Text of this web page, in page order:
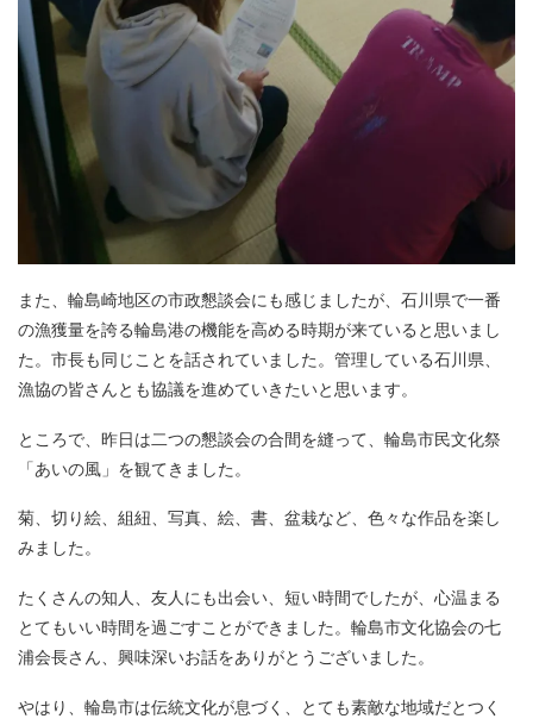
また、輪島崎地区の市政懇談会にも感じましたが、石川県で一番
の漁獲量を誇る輪島港の機能を高める時期が来ていると思いまし
た。市長も同じことを話されていました。管理している石川県、
漁協の皆さんとも協議を進めていきたいと思います。
ところで、昨日は二つの懇談会の合間を縫って、輪島市民文化祭
「あいの風」を観てきました。
菊、切り絵、組紐、写真、絵、書、盆栽など、色々な作品を楽し
みました。
たくさんの知人、友人にも出会い、短い時間でしたが、心温まる
とてもいい時間を過ごすことができました。輪島市文化協会の七
浦会長さん、興味深いお話をありがとうございました。
やはり、輪島市は伝統文化が息づく、とても素敵な地域だとつく